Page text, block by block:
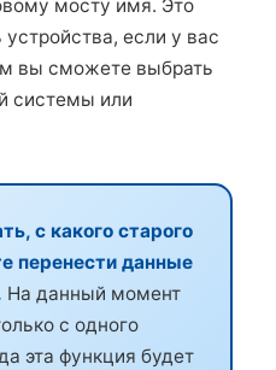
мосту имя. Это
если у вас
вы сможете выбрать
системы или
с какого старого
перенести данные
На данный момент
с одного
эта функция будет